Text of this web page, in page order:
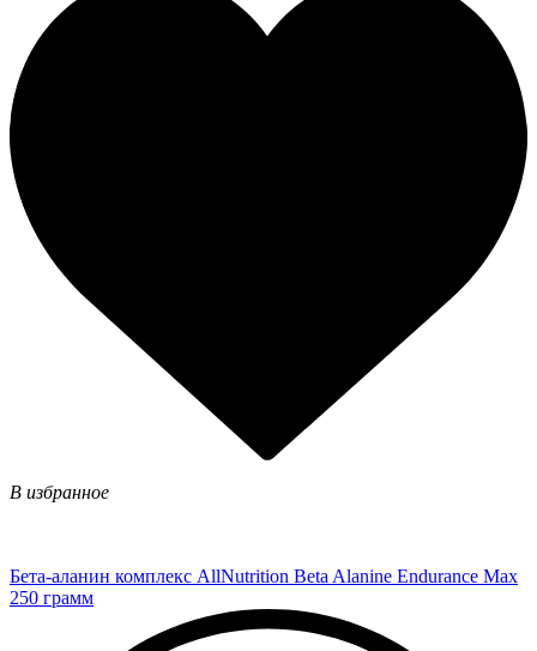
В избранное
Бета-аланин комплекс AllNutrition Beta Alanine Endurance Max
250 грамм